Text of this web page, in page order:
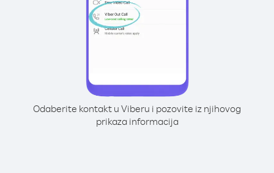
Odaberite kontakt u Viberu i pozovite iz njihovog
prikaza informacija